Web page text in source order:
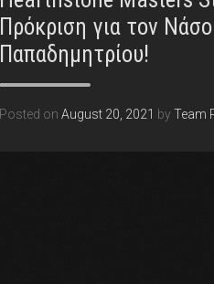
Πρόκριση για τον
Παπαδημητρίου!
Posted on August 20, 2021 by Team